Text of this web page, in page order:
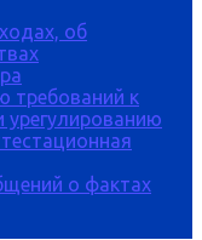
об
требований к
о фактах